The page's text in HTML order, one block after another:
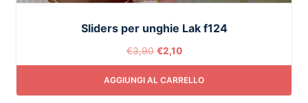
Sliders per unghie Lak f124
€3,90 €2,10
AGGIUNGI AL CARRELLO